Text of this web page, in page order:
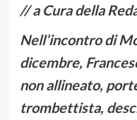
// a Cura della
Nell’incontro di
dicembre,
non allineato,
trombettista,